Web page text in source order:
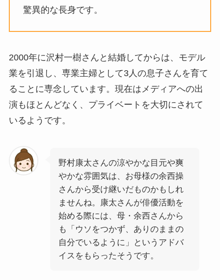
驚異的な長身です。
2000年に沢村一樹さんと結婚してからは、モデル
業を引退し、専業主婦として3人の息子さんを育て
ることに専念しています。現在はメディアへの出
演もほとんどなく、プライベートを大切にされて
いるようです。
野村康太さんの涼やかな目元や爽
やかな雰囲気は、お母様の余西操
さんから受け継いだものかもしれ
ませんね。康太さんが俳優活動を
始める際には、母・余西さんから
も「ウソをつかず、ありのままの
自分でいるように」というアドバ
イスをもらったそうです。